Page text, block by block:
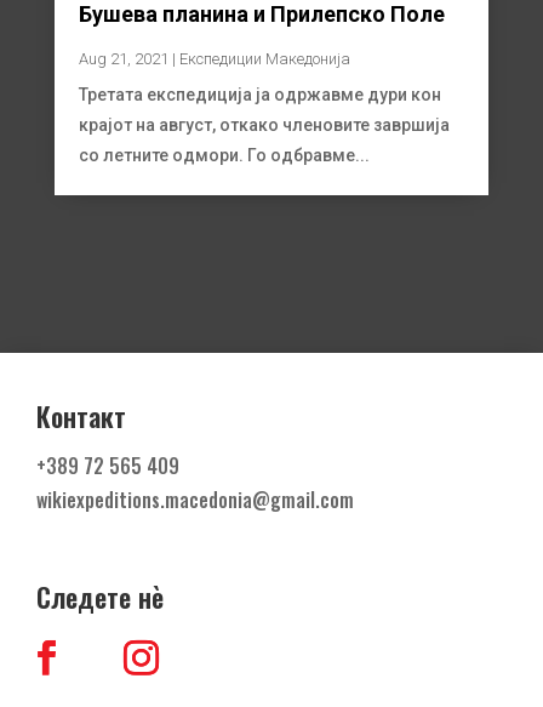
Бушева планина и Прилепско Поле
Aug 21, 2021 | Експедиции Македонија
Третата експедиција ја одржавме дури кон
крајот на август, откако членовите завршија
со летните одмори. Го одбравме...
Контакт
+389 72 565 409
wikiexpeditions.macedonia@gmail.com
Следете нѐ